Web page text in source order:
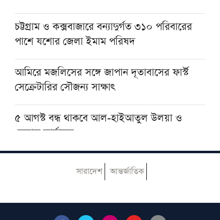
নির্দেশনা জমিয়তের
যুক্তরাষ্ট্রের অস্ত্র ভাণ্ডার নিয়ে তথ্য ফাঁস, ক্ষুব্ধ ট্রাম্পের
কড়া বার্তা
চট্টগ্রাম ও কক্সবাজারে বন্যাদুর্গত ৩১০ পরিবারের
পাশে যশোর জেলা ইমাম পরিষদ
আমিরে মজলিসের সঙ্গে জাপান দূতাবাসের ফার্স্ট
সেক্রেটারির সৌজন্য সাক্ষাৎ
৫ আগস্ট বন্ধ থাকবে আল-হাইআতুল উলয়া ও
বেফাক কার্যালয়
হেজবুত তাওহীদ কেন ভ্রান্ত, কী তাদের আকিদা
সারাদেশ আন্তর্জাতিক